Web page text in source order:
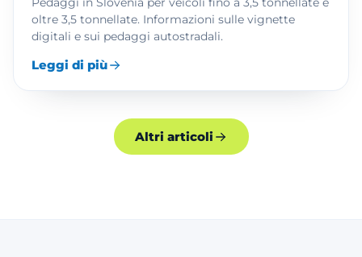
oltre 3,5 tonnellate. Informazioni sulle vignette
digitali e sui pedaggi autostradali.
Leggi di più
Altri articoli